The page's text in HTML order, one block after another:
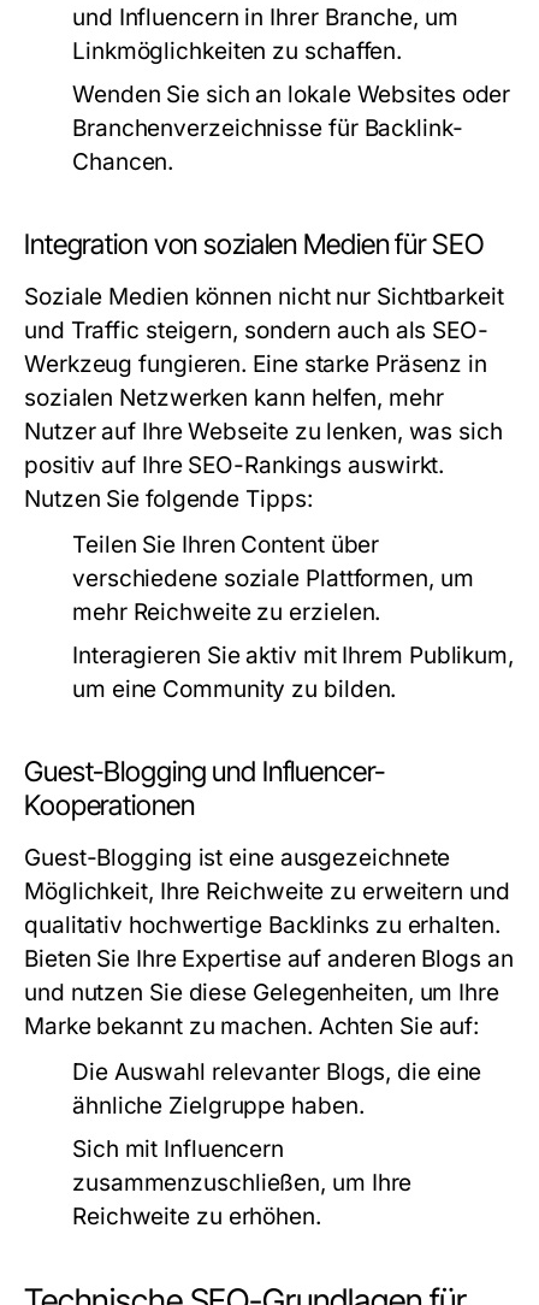
und Influencern in Ihrer Branche, um
Linkmöglichkeiten zu schaffen.
Wenden Sie sich an lokale Websites oder
Branchenverzeichnisse für Backlink-
Chancen.
Integration von sozialen Medien für SEO
Soziale Medien können nicht nur Sichtbarkeit
und Traffic steigern, sondern auch als SEO-
Werkzeug fungieren. Eine starke Präsenz in
sozialen Netzwerken kann helfen, mehr
Nutzer auf Ihre Webseite zu lenken, was sich
positiv auf Ihre SEO-Rankings auswirkt.
Nutzen Sie folgende Tipps:
Teilen Sie Ihren Content über
verschiedene soziale Plattformen, um
mehr Reichweite zu erzielen.
Interagieren Sie aktiv mit Ihrem Publikum,
um eine Community zu bilden.
Guest-Blogging und Influencer-
Kooperationen
Guest-Blogging ist eine ausgezeichnete
Möglichkeit, Ihre Reichweite zu erweitern und
qualitativ hochwertige Backlinks zu erhalten.
Bieten Sie Ihre Expertise auf anderen Blogs an
und nutzen Sie diese Gelegenheiten, um Ihre
Marke bekannt zu machen. Achten Sie auf:
Die Auswahl relevanter Blogs, die eine
ähnliche Zielgruppe haben.
Sich mit Influencern
zusammenzuschließen, um Ihre
Reichweite zu erhöhen.